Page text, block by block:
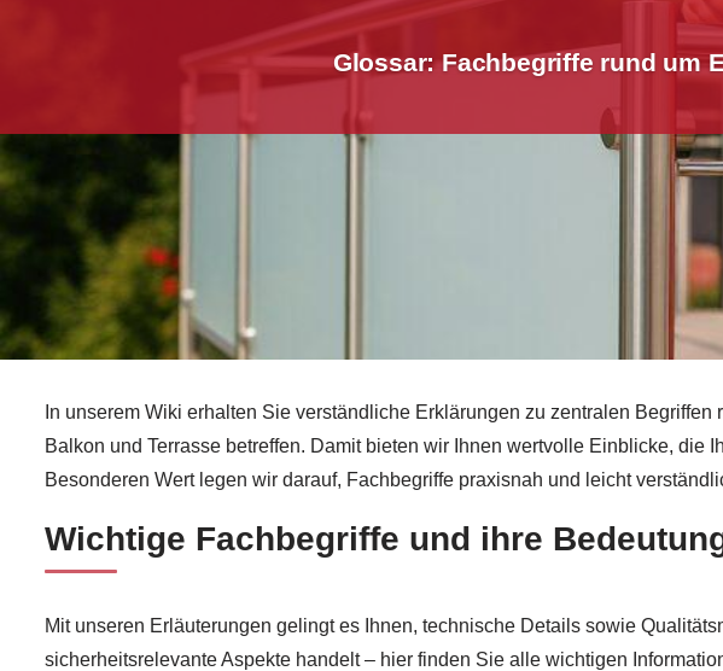
Glossar: Fachbegriffe rund um
In unserem Wiki erhalten Sie verständliche Erklärungen zu zentralen
Balkon und Terrasse betreffen. Damit bieten wir Ihnen wertvolle Einblicke,
Besonderen Wert legen wir darauf, Fachbegriffe praxisnah und leicht
Wichtige Fachbegriffe und ihre
Mit unseren Erläuterungen gelingt es Ihnen, technische Details sowie
sicherheitsrelevante Aspekte handelt – hier finden Sie alle wichtigen